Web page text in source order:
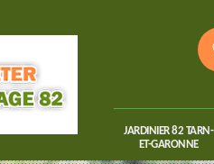
JARDINIER 82 TARN-
ET-GARONNE